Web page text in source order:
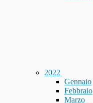
2022
Gennaio
Febbraio
Marzo